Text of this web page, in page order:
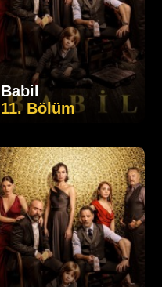
Babil
11. Bölüm